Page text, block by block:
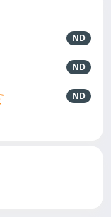
ND
ND
ND